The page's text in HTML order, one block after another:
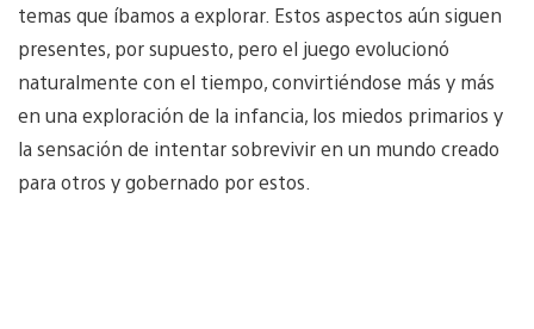
temas que íbamos a explorar. Estos aspectos aún siguen
presentes, por supuesto, pero el juego evolucionó
naturalmente con el tiempo, convirtiéndose más y más
en una exploración de la infancia, los miedos primarios y
la sensación de intentar sobrevivir en un mundo creado
para otros y gobernado por estos.